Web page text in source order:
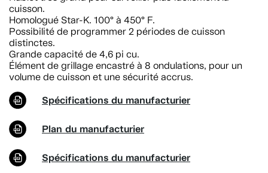
cuisson.
Homologué Star-K. 100° à 450° F.
Possibilité de programmer 2 périodes de cuisson
distinctes.
Grande capacité de 4,6 pi cu.
Élément de grillage encastré à 8 ondulations, pour un
volume de cuisson et une sécurité accrus.
Spécifications du manufacturier
Plan du manufacturier
Spécifications du manufacturier